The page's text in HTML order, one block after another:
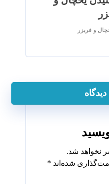
و فریزر
نخواهد شد.
شده‌اند *